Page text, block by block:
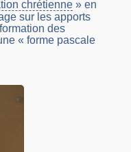
chrétienne » en
sur les apports
des
« forme pascale